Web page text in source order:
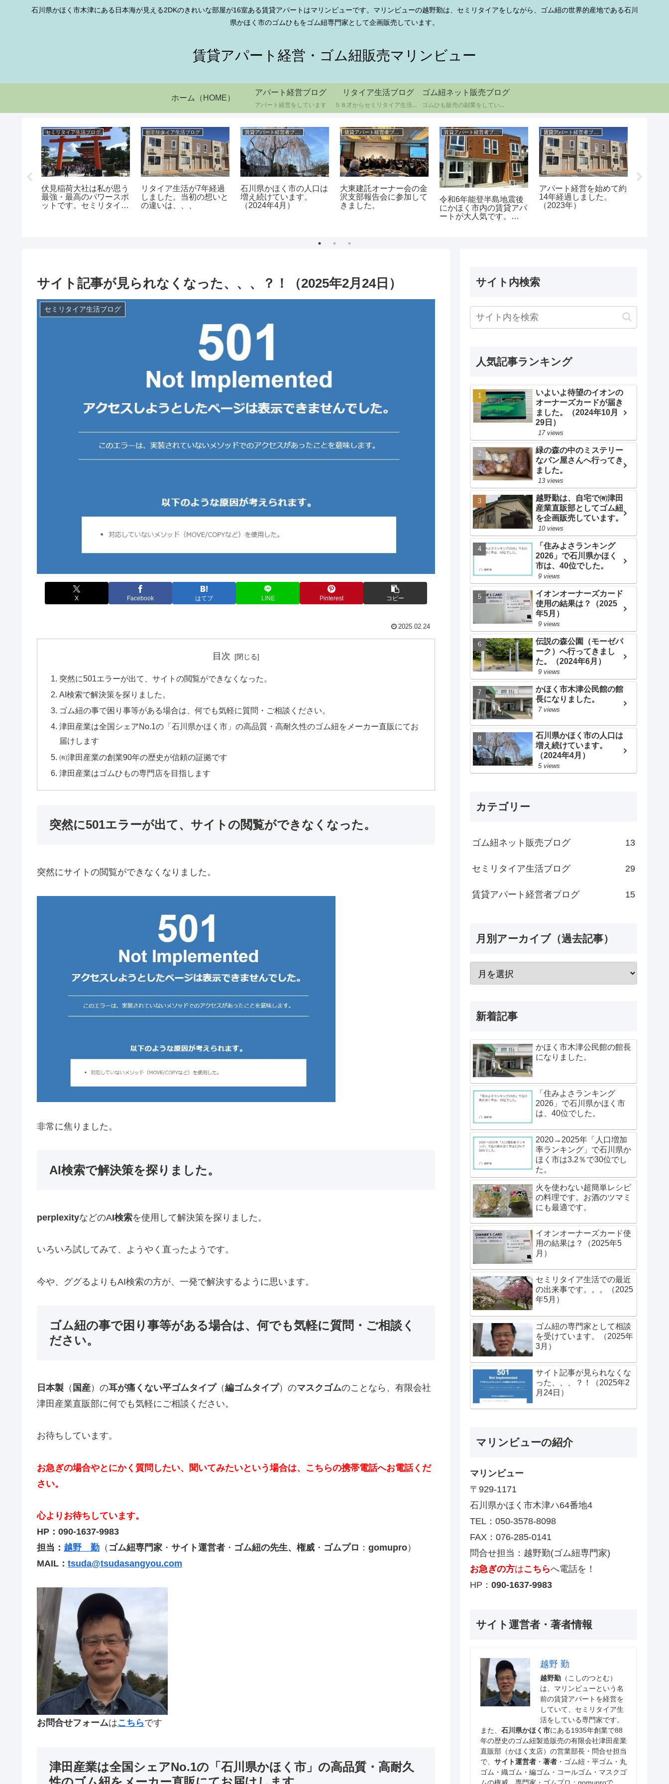
石川県かほく市木津にある日本海が見える2DKのきれいな部屋が16室ある賃貸アパートはマリンビューです。マリンビューの越野勤は、セミリタイアをしながら、ゴム紐の世界的産地である石川
県かほく市のゴムひもをゴム紐専門家として企画販売しています。
賃貸アパート経営・ゴム紐販売マリンビュー
ホーム（HOME）
アパート経営ブログ
アパート経営をしています
リタイア生活ブログ
５８才からセミリタイア生活をしています
ゴム紐ネット販売ブログ
ゴムひも販売の副業をしています
セミリタイア生活ブログ
伏見稲荷大社は私が思う
最強・最高のパワースポ
ットです。セミリタイア
セミリタイア生活ブログ
リタイア生活が7年経過
しました。当初の想いと
の違いは、、、
賃貸アパート経営者ブログ
石川県かほく市の人口は
増え続けています。
（2024年4月）
賃貸アパート経営者ブログ
大東建託オーナー会の金
沢支部報告会に参加して
きました。
賃貸アパート経営者ブログ
令和6年能登半島地震後
にかほく市内の賃貸アパ
ートが大人気です。
賃貸アパート経営者ブログ
アパート経営を始めて約
14年経過しました。
（2023年）
サイト記事が見られなくなった、、、？！（2025年2月24日）
セミリタイア生活ブログ
X Facebook はてブ LINE Pinterest コピー
2025.02.24
目次
突然に501エラーが出て、サイトの閲覧ができなくなった。
AI検索で解決策を探りました。
ゴム紐の事で困り事等がある場合は、何でも気軽に質問・ご相談ください。
津田産業は全国シェアNo.1の「石川県かほく市」の高品質・高耐久性のゴム紐をメーカー直販にてお
届けします
㈲津田産業の創業90年の歴史が信頼の証拠です
津田産業はゴムひもの専門店を目指します
突然に501エラーが出て、サイトの閲覧ができなくなった。
突然にサイトの閲覧ができなくなりました。
非常に焦りました。
AI検索で解決策を探りました。
perplexityなどのAI検索を使用して解決策を探りました。
いろいろ試してみて、ようやく直ったようです。
今や、ググるよりもAI検索の方が、一発で解決するように思います。
ゴム紐の事で困り事等がある場合は、何でも気軽に質問・ご相談く
ださい。
日本製 （ 国産）の耳が痛くない平ゴムタイプ（編ゴムタイプ）のマスクゴムのことなら、有限会社
津田産業直販部に何でも気軽にご相談ください。
お待ちしています。
お急ぎの場合やとにかく質問したい、聞いてみたいという場合は、こちらの携帯電話へお電話くだ
さい。
心よりお待ちしています。
HP：090-1637-9983
担当： 越野 勤 （ ゴム紐専門家 ・ サイト運営者 ・ ゴム紐の先生、権威 ・ ゴムプロ ： gomupro）
MAIL： tsuda@tsudasangyou.com
お問合せフォームはこちらです
津田産業は全国シェアNo.1の「石川県かほく市」の高品質・高耐久
サイト内検索
人気記事ランキング
いよいよ待望のイオンの
オーナーズカードが届き
ました。（2024年10月
29日）
17 views
緑の森の中のミステリー
なパン屋さんへ行ってき
ました。
13 views
越野勤は、自宅で㈲津田
産業直販部としてゴム紐
を企画販売しています。
10 views
「住みよさランキング
2026」で石川県かほく
市は、40位でした。
9 views
イオンオーナーズカード
使用の結果は？（2025
年5月）
9 views
伝説の森公園（モーゼパ
ーク）へ行ってきまし
た。（2024年6月）
9 views
かほく市木津公民館の館
長になりました。
7 views
石川県かほく市の人口は
増え続けています。
（2024年4月）
5 views
カテゴリー
ゴム紐ネット販売ブログ 13
セミリタイア生活ブログ 29
賃貸アパート経営者ブログ 15
月別アーカイブ（過去記事）
新着記事
かほく市木津公民館の館長
になりました。
「住みよさランキング
2026」で石川県かほく市
は、40位でした。
2020→2025年「人口増加
率ランキング」で石川県か
ほく市は3.2％で30位でし
た。
火を使わない超簡単レシピ
の料理です。お酒のツマミ
にも最適です。
イオンオーナーズカード使
用の結果は？（2025年5
月）
セミリタイア生活での最近
の出来事です。。。（2025
年5月）
ゴム紐の専門家として相談
を受けています。（2025年
3月）
サイト記事が見られなくな
った、、、？！（2025年2
月24日）
マリンビューの紹介
マリンビュー
〒929-1171
石川県かほく市木津ハ64番地4
TEL：050-3578-8098
FAX：076-285-0141
問合せ担当：越野勤(ゴム紐専門家)
お急ぎの方はこちらへ電話を！
HP： 090-1637-9983
サイト運営者・著者情報
越野 勤
越野勤 （こしのつとむ）
は、マリンビューという名
前の賃貸アパートを経営を
していて、セミリタイア生
活をしている専門家です。
また、 石川県かほく市にある1935年創業で88
年の歴史のゴム紐製造販売の有限会社津田産業
直販部（かほく支店）の営業部長・問合せ担当
で、 サイト運営者 ・ 著者 ・ゴム紐・平ゴム・丸
ゴム・織ゴム・編ゴム・コールゴム・マスクゴ
ムの権威、専門家・ゴムプロ：gomuproで